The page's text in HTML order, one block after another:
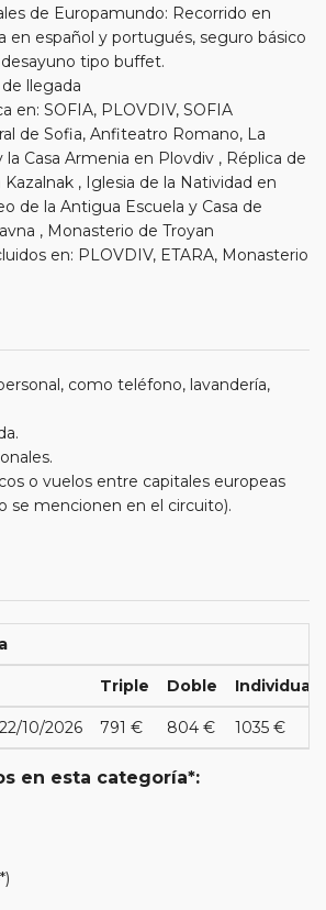
de Europamundo: Recorrido en
en español y portugués, seguro básico
tipo buffet.
llegada
en: SOFIA, PLOVDIV, SOFIA
de Sofia, Anfiteatro Romano, La
Casa Armenia en Plovdiv , Réplica de
, Iglesia de la Natividad en
de la Antigua Escuela y Casa de
, Monasterio de Troyan
en: PLOVDIV, ETARA, Monasterio
como teléfono, lavandería,
o vuelos entre capitales europeas
se mencionen en el circuito).
Triple Doble Individual
10/2026 791 € 804 € 1035 €
en esta categoría*: